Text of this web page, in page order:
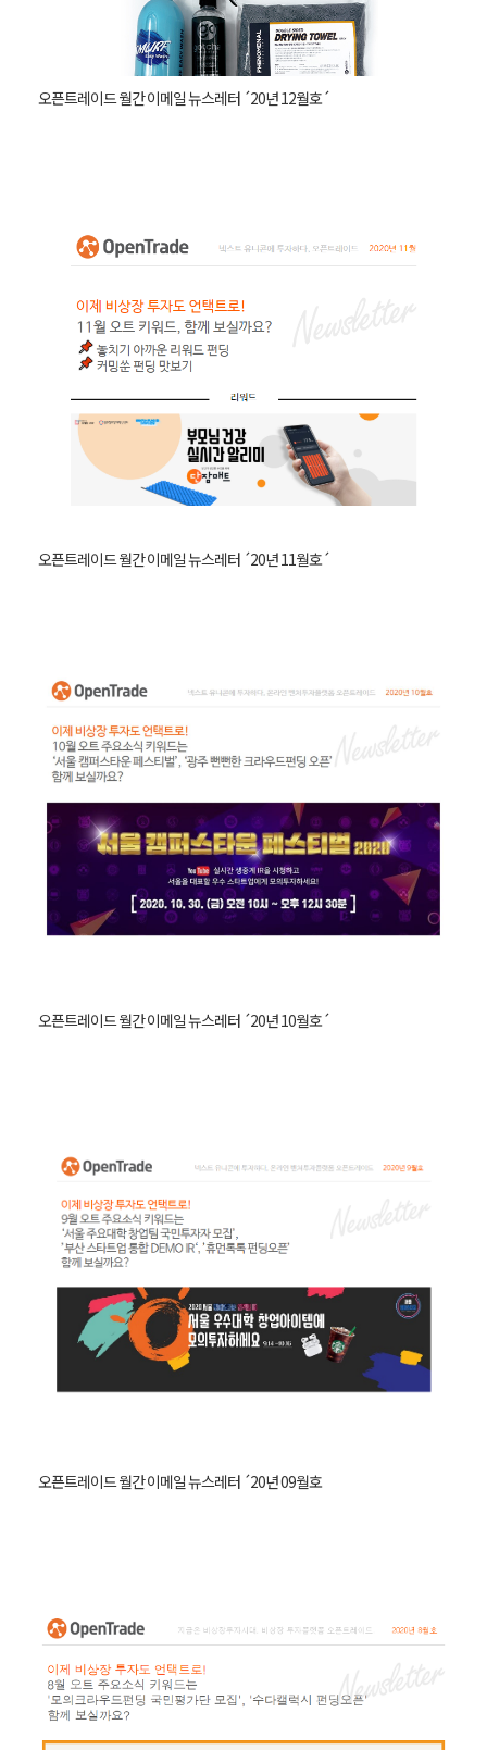
오픈트레이드 월간 이메일 뉴스레터 ´20년 12월호´
오픈트레이드 월간 이메일 뉴스레터 ´20년 11월호´
오픈트레이드 월간 이메일 뉴스레터 ´20년 10월호´
오픈트레이드 월간 이메일 뉴스레터 ´20년 09월호